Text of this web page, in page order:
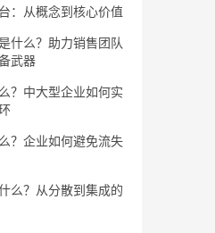
：从概念到核心价值
什么？助力销售团队
武器
？中大型企业如何实
？企业如何避免流失
么？从分散到集成的